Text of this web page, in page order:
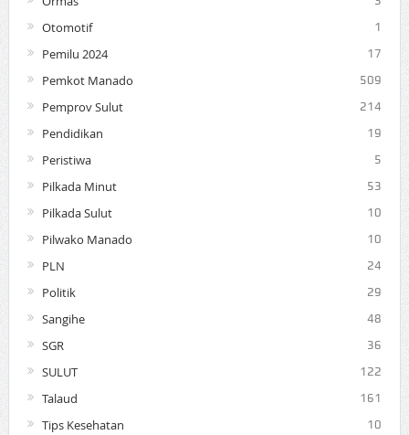
Otomotif 1
Pemilu 2024 17
Pemkot Manado 509
Pemprov Sulut 214
Pendidikan 19
Peristiwa 5
Pilkada Minut 53
Pilkada Sulut 10
Pilwako Manado 10
PLN 24
Politik 29
Sangihe 48
SGR 36
SULUT 122
Talaud 161
Tips Kesehatan 10